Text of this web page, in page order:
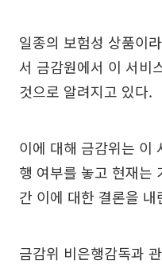
일종의 보험성 상품이
서 금감원에서 이 서비
것으로 알려지고 있다.
이에 대해 금감위는 이
행 여부를 놓고 현재는
간 이에 대한 결론을
금감위 비은행감독과